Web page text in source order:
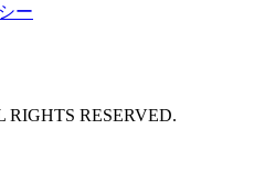
ー
RESERVED.